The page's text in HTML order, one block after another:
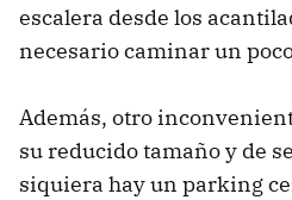
escalera desde los
necesario caminar un
Además, otro
su reducido tamaño y de
siquiera hay un parking